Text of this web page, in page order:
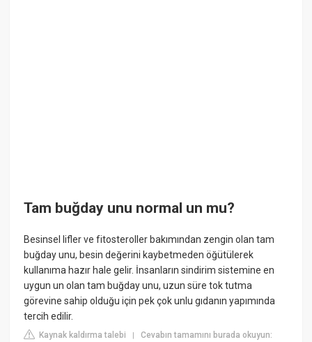
Tam buğday unu normal un mu?
Besinsel lifler ve fitosteroller bakımından zengin olan tam
buğday unu, besin değerini kaybetmeden öğütülerek
kullanıma hazır hale gelir. İnsanların sindirim sistemine en
uygun un olan tam buğday unu, uzun süre tok tutma
görevine sahip olduğu için pek çok unlu gıdanın yapımında
tercih edilir.
Kaynak kaldırma talebi |Cevabın tamamını burada okuyun: